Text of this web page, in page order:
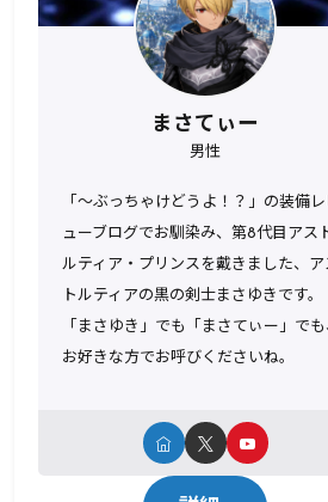
まさてぃー
男性
「～ぶっちゃけどうよ！？」の装備レ
ューブログでお馴染み、第8代目アス
ルティア・プリンスを戴きました、ア
トルティアの黒の剣士まさゆきです。
「まさゆき」でも「まさてぃー」でも
お好きな方でお呼びくださいね。